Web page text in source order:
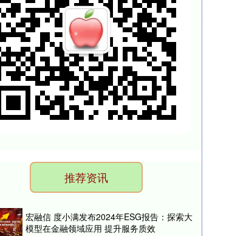
推荐资讯
宏融信 度小满发布2024年ESG报告：探索大
模型在金融领域应用 提升服务质效